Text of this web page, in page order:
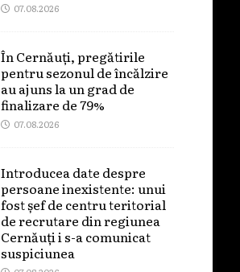
07.08.2026
În Cernăuți, pregătirile
pentru sezonul de încălzire
au ajuns la un grad de
finalizare de 79%
07.08.2026
Introducea date despre
persoane inexistente: unui
fost șef de centru teritorial
de recrutare din regiunea
Cernăuți i s-a comunicat
suspiciunea